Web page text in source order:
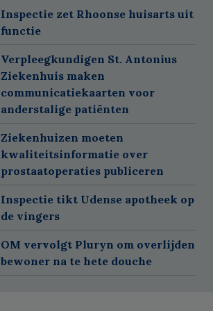
Inspectie zet Rhoonse huisarts uit
functie
Verpleegkundigen St. Antonius
Ziekenhuis maken
communicatiekaarten voor
anderstalige patiënten
Ziekenhuizen moeten
kwaliteitsinformatie over
prostaatoperaties publiceren
Inspectie tikt Udense apotheek op
de vingers
OM vervolgt Pluryn om overlijden
bewoner na te hete douche